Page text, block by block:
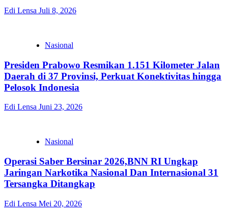
Edi Lensa Juli 8, 2026
Nasional
Presiden Prabowo Resmikan 1.151 Kilometer Jalan
Daerah di 37 Provinsi, Perkuat Konektivitas hingga
Pelosok Indonesia
Edi Lensa Juni 23, 2026
Nasional
Operasi Saber Bersinar 2026,BNN RI Ungkap
Jaringan Narkotika Nasional Dan Internasional 31
Tersangka Ditangkap
Edi Lensa Mei 20, 2026